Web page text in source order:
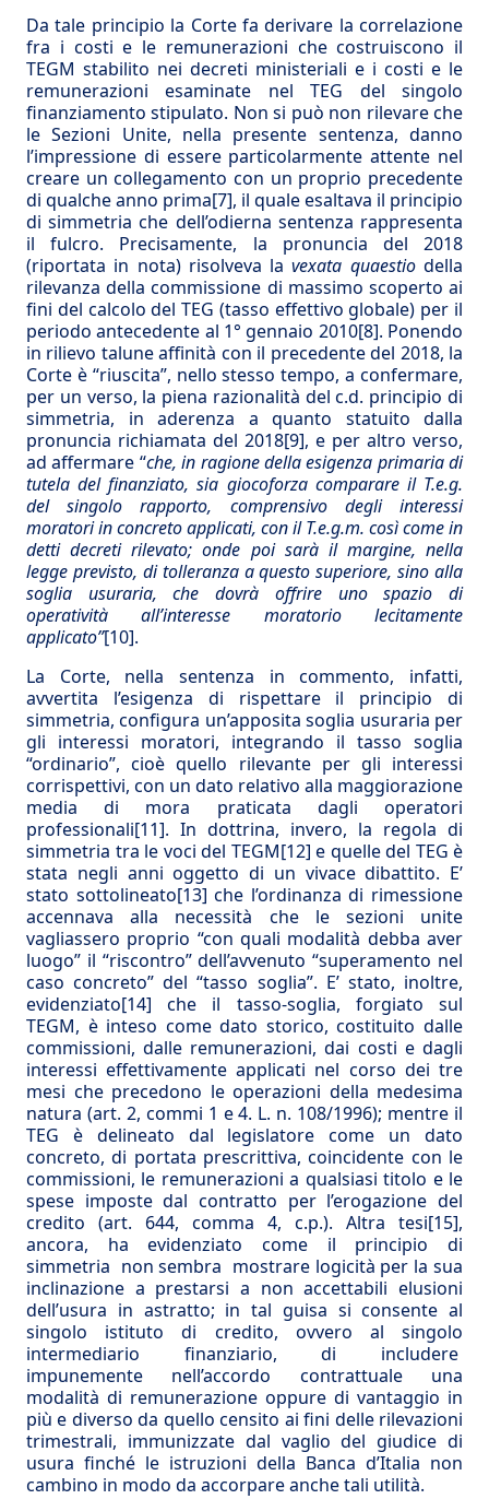
Da tale principio la Corte fa derivare la correlazione
fra i costi e le remunerazioni che costruiscono il
TEGM stabilito nei decreti ministeriali e i costi e le
remunerazioni esaminate nel TEG del singolo
finanziamento stipulato. Non si può non rilevare che
le Sezioni Unite, nella presente sentenza, danno
l’impressione di essere particolarmente attente nel
creare un collegamento con un proprio precedente
di qualche anno prima[7], il quale esaltava il principio
di simmetria che dell’odierna sentenza rappresenta
il fulcro. Precisamente, la pronuncia del 2018
(riportata in nota) risolveva lavexata quaestiodella
rilevanza della commissione di massimo scoperto ai
fini del calcolo del TEG (tasso effettivo globale) per il
periodo antecedente al 1° gennaio 2010[8]. Ponendo
in rilievo talune affinità con il precedente del 2018, la
Corte è “riuscita”, nello stesso tempo, a confermare,
per un verso, la piena razionalità del c.d. principio di
simmetria, in aderenza a quanto statuito dalla
pronuncia richiamata del 2018[9], e per altro verso,
ad affermare “che, in ragione della esigenza primaria di
tutela del finanziato, sia giocoforza comparare il T.e.g.
del singolo rapporto, comprensivo degli interessi
moratori in concreto applicati, con il T.e.g.m. così come in
detti decreti rilevato; onde poi sarà il margine, nella
legge previsto, di tolleranza a questo superiore, sino alla
soglia usuraria, che dovrà offrire uno spazio di
operatività all’interesse moratorio lecitamente
applicato”[10].
La Corte, nella sentenza in commento, infatti,
avvertita l’esigenza di rispettare il principio di
simmetria, configura un’apposita soglia usuraria per
gli interessi moratori, integrando il tasso soglia
“ordinario”, cioè quello rilevante per gli interessi
corrispettivi, con un dato relativo alla maggiorazione
media di mora praticata dagli operatori
professionali[11]. In dottrina, invero, la regola di
simmetria tra le voci del TEGM[12] e quelle del TEG è
stata negli anni oggetto di un vivace dibattito. E’
stato sottolineato[13] che l’ordinanza di rimessione
accennava alla necessità che le sezioni unite
vagliassero proprio “con quali modalità debba aver
luogo” il “riscontro” dell’avvenuto “superamento nel
caso concreto” del “tasso soglia”. E’ stato, inoltre,
evidenziato[14] che il tasso-soglia, forgiato sul
TEGM, è inteso come dato storico, costituito dalle
commissioni, dalle remunerazioni, dai costi e dagli
interessi effettivamente applicati nel corso dei tre
mesi che precedono le operazioni della medesima
natura (art. 2, commi 1 e 4. L. n. 108/1996); mentre il
TEG è delineato dal legislatore come un dato
concreto, di portata prescrittiva, coincidente con le
commissioni, le remunerazioni a qualsiasi titolo e le
spese imposte dal contratto per l’erogazione del
credito (art. 644, comma 4, c.p.). Altra tesi[15],
ancora, ha evidenziato come il principio di
simmetria non sembra mostrare logicità per la sua
inclinazione a prestarsi a non accettabili elusioni
dell’usura in astratto; in tal guisa si consente al
singolo istituto di credito, ovvero al singolo
intermediario finanziario, di includere
impunemente nell’accordo contrattuale una
modalità di remunerazione oppure di vantaggio in
più e diverso da quello censito ai fini delle rilevazioni
trimestrali, immunizzate dal vaglio del giudice di
usura finché le istruzioni della Banca d’Italia non
cambino in modo da accorpare anche tali utilità.